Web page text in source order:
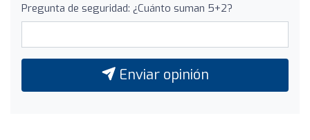
Pregunta de seguridad: ¿Cuánto suman 5+2?
Enviar opinión